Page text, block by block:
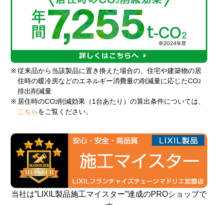
※ 従来品から当該製品に置き換えた場合の、住宅や建築物の居
住時の暖冷房などのエネルギー消費量の削減量に応じたCO2
排出削減量
※ 居住時のCO2削減効果（1台あたり）の算出条件については、
こちら をご覧ください。
当社は”LIXIL製品施工マイスター”達成のPROショップで